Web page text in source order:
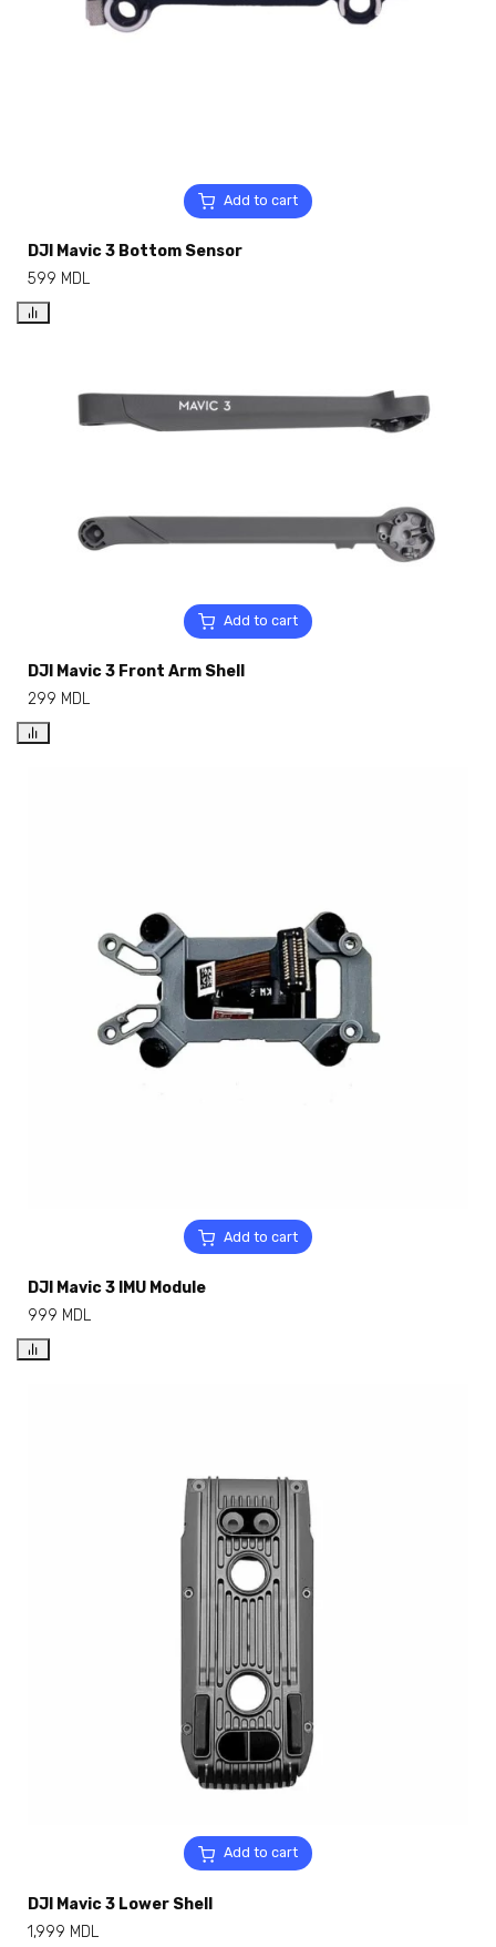
Add to cart
DJI Mavic 3 Bottom Sensor
599 MDL
Add to cart
DJI Mavic 3 Front Arm Shell
299 MDL
Add to cart
DJI Mavic 3 IMU Module
999 MDL
Add to cart
DJI Mavic 3 Lower Shell
1,999 MDL